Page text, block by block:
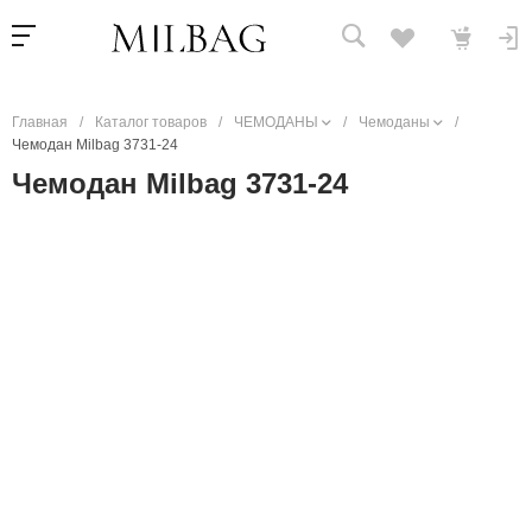
Главная / Каталог товаров / ЧЕМОДАНЫ / Чемоданы
/
Чемодан Milbag 3731-24
Чемодан Milbag 3731-24